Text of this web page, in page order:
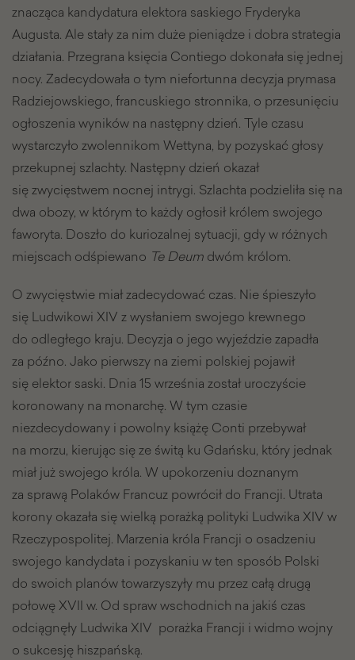
znacząca kandydatura elektora saskiego Fryderyka
Augusta. Ale stały za nim duże pieniądze i dobra strategia
działania. Przegrana księcia Contiego dokonała się jednej
nocy. Zadecydowała o tym niefortunna decyzja prymasa
Radziejowskiego, francuskiego stronnika, o przesunięciu
ogłoszenia wyników na następny dzień. Tyle czasu
wystarczyło zwolennikom Wettyna, by pozyskać głosy
przekupnej szlachty. Następny dzień okazał
się zwycięstwem nocnej intrygi. Szlachta podzieliła się na
dwa obozy, w którym to każdy ogłosił królem swojego
faworyta. Doszło do kuriozalnej sytuacji, gdy w różnych
miejscach odśpiewano Te Deum dwóm królom.
O zwycięstwie miał zadecydować czas. Nie śpieszyło
się Ludwikowi XIV z wysłaniem swojego krewnego
do odległego kraju. Decyzja o jego wyjeździe zapadła
za późno. Jako pierwszy na ziemi polskiej pojawił
się elektor saski. Dnia 15 września został uroczyście
koronowany na monarchę. W tym czasie
niezdecydowany i powolny książę Conti przebywał
na morzu, kierując się ze świtą ku Gdańsku, który jednak
miał już swojego króla. W upokorzeniu doznanym
za sprawą Polaków Francuz powrócił do Francji. Utrata
korony okazała się wielką porażką polityki Ludwika XIV w
Rzeczypospolitej. Marzenia króla Francji o osadzeniu
swojego kandydata i pozyskaniu w ten sposób Polski
do swoich planów towarzyszyły mu przez całą drugą
połowę XVII w. Od spraw wschodnich na jakiś czas
odciągnęły Ludwika XIV porażka Francji i widmo wojny
o sukcesję hiszpańską.